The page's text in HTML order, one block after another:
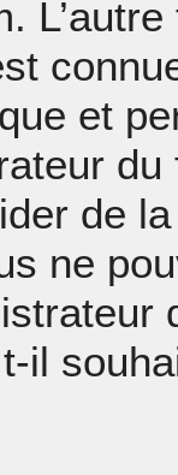
et
de
ne
il